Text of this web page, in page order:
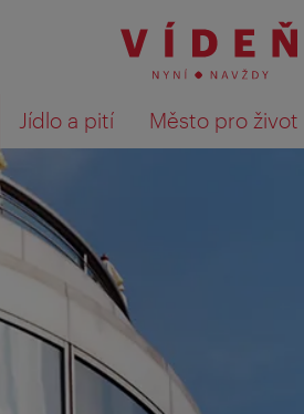
Jídlo a pití Město pro život